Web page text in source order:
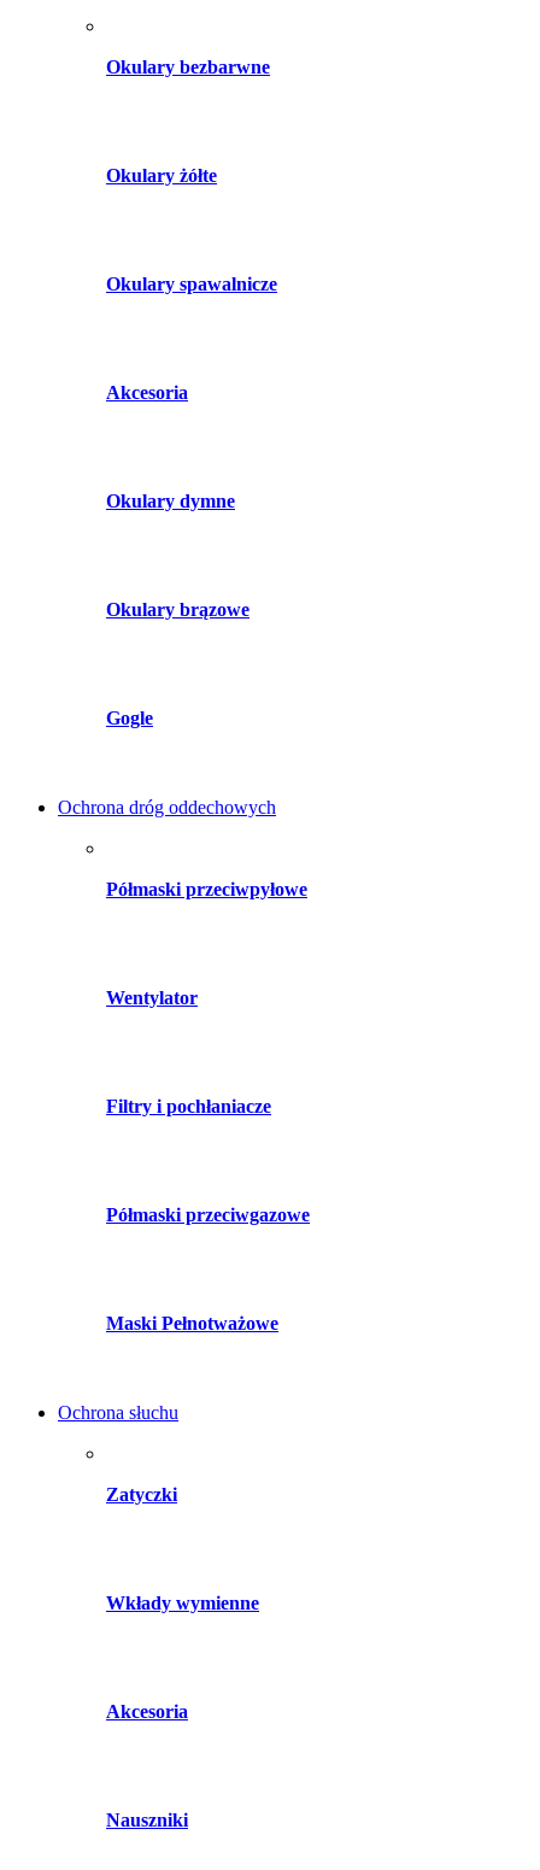
Okulary bezbarwne
Okulary żółte
Okulary spawalnicze
Akcesoria
Okulary dymne
Okulary brązowe
Gogle
Ochrona dróg oddechowych
Półmaski przeciwpyłowe
Wentylator
Filtry i pochłaniacze
Półmaski przeciwgazowe
Maski Pełnotważowe
Ochrona słuchu
Zatyczki
Wkłady wymienne
Akcesoria
Nauszniki